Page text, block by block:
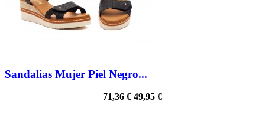
Sandalias Mujer Piel Negro...
71,36 € 49,95 €